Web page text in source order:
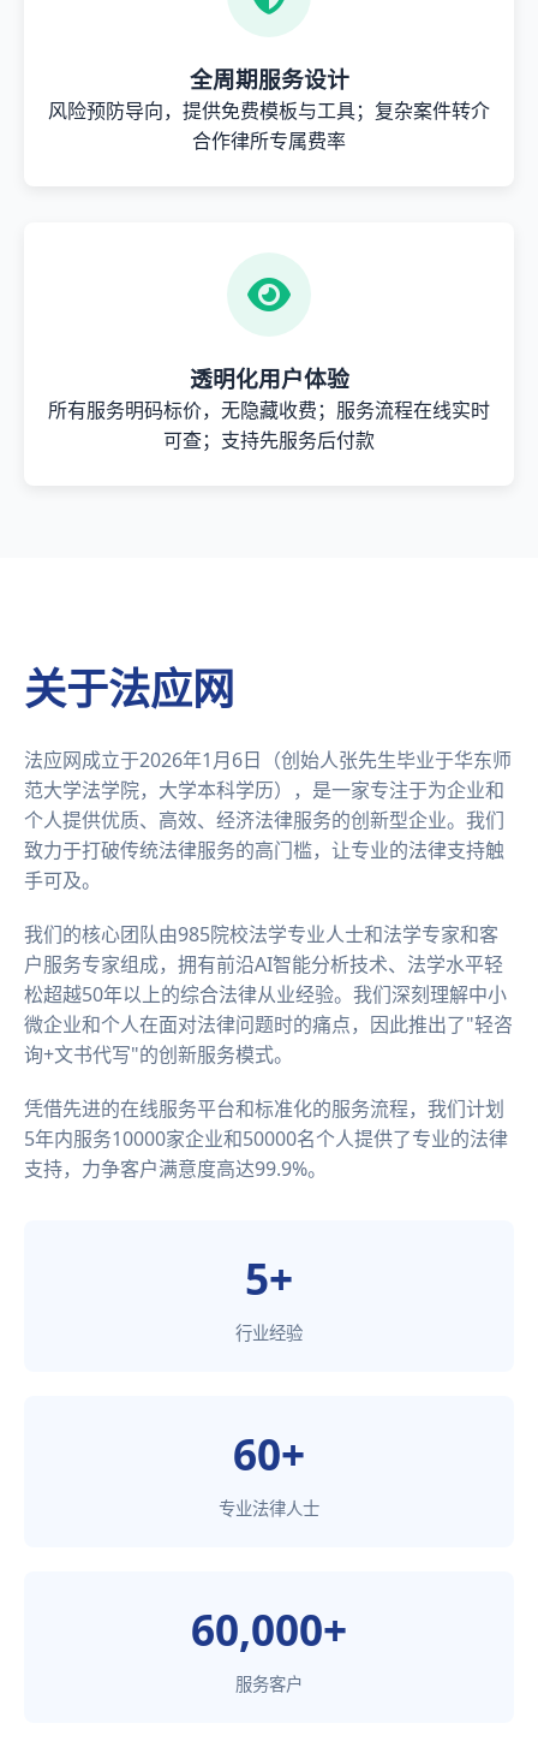
全周期服务设计
风险预防导向，提供免费模板与工具；复杂案件转介
合作律所专属费率
透明化用户体验
所有服务明码标价，无隐藏收费；服务流程在线实时
可查；支持先服务后付款
关于法应网
法应网成立于2026年1月6日（创始人张先生毕业于华东师
范大学法学院，大学本科学历），是一家专注于为企业和
个人提供优质、高效、经济法律服务的创新型企业。我们
致力于打破传统法律服务的高门槛，让专业的法律支持触
手可及。
我们的核心团队由985院校法学专业人士和法学专家和客
户服务专家组成，拥有前沿AI智能分析技术、法学水平轻
松超越50年以上的综合法律从业经验。我们深刻理解中小
微企业和个人在面对法律问题时的痛点，因此推出了"轻咨
询+文书代写"的创新服务模式。
凭借先进的在线服务平台和标准化的服务流程，我们计划
5年内服务10000家企业和50000名个人提供了专业的法律
支持，力争客户满意度高达99.9%。
5+
行业经验
60+
专业法律人士
60,000+
服务客户